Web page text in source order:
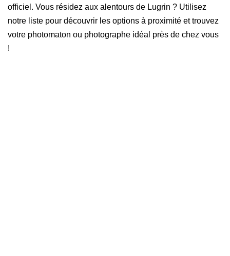
officiel. Vous résidez aux alentours de Lugrin ? Utilisez
notre liste pour découvrir les options à proximité et trouvez
votre photomaton ou photographe idéal près de chez vous
!